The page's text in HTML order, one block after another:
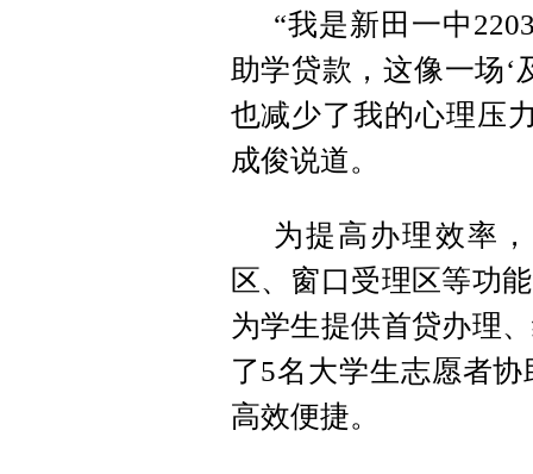
“我是新田一中
助学贷款，这像一场
也减少了我的心理压
成俊说道。
为提高办理效率
区、窗口受理区等功
为学生提供首贷办理
了5名大学生志愿者
高效便捷。